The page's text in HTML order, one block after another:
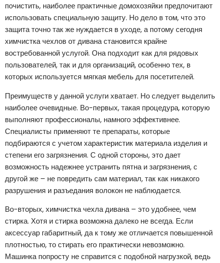
почистить, наиболее практичные домохозяйки предпочитают
использовать специальную защиту. Но дело в том, что это
защита точно так же нуждается в уходе, а потому сегодня
химчистка чехлов от дивана становится крайне
востребованной услугой. Она подходит как для рядовых
пользователей, так и для организаций, особенно тех, в
которых используется мягкая мебель для посетителей.
Преимуществ у данной услуги хватает. Но следует выделить
наиболее очевидные. Во-первых, такая процедура, которую
выполняют профессионалы, намного эффективнее.
Специалисты применяют те препараты, которые
подбираются с учетом характеристик материала изделия и
степени его загрязнения. С одной стороны, это дает
возможность надежнее устранить пятна и загрязнения, с
другой же – не повредить сам материал, так как никакого
разрушения и разъедания волокон не наблюдается.
Во-вторых, химчистка чехла дивана – это удобнее, чем
стирка. Хотя и стирка возможна далеко не всегда. Если
аксессуар габаритный, да к тому же отличается повышенной
плотностью, то стирать его практически невозможно.
Машинка попросту не справится с подобной нагрузкой, ведь